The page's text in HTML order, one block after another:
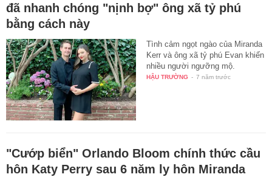
đã nhanh chóng "nịnh bợ" ông xã tỷ phú
bằng cách này
Tình cảm ngọt ngào của Miranda
Kerr và ông xã tỷ phú Evan khiến
nhiều người ngưỡng mộ.
HẬU TRƯỜNG - 7 năm trước
"Cướp biển" Orlando Bloom chính thức cầu
hôn Katy Perry sau 6 năm ly hôn Miranda